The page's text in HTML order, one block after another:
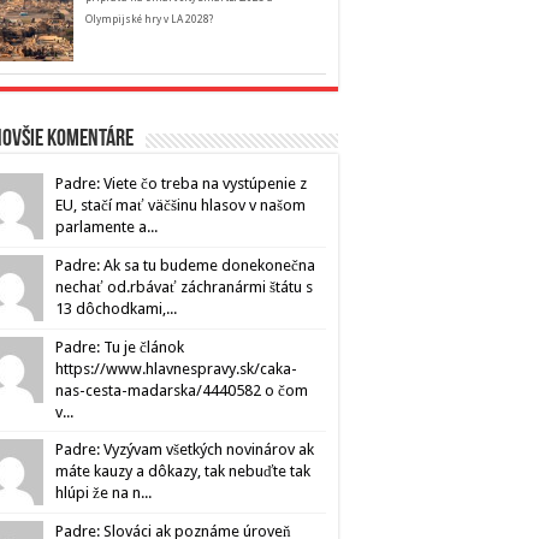
Olympijské hry v LA 2028?
komentáre
Padre: Viete čo treba na vystúpenie z
EU, stačí mať väčšinu hlasov v našom
parlamente a...
Padre: Ak sa tu budeme donekonečna
nechať od.rbávať záchranármi štátu s
13 dôchodkami,...
Padre: Tu je článok
https://www.hlavnespravy.sk/caka-
nas-cesta-madarska/4440582 o čom
v...
Padre: Vyzývam všetkých novinárov ak
máte kauzy a dôkazy, tak nebuďte tak
hlúpi že na n...
Padre: Slováci ak poznáme úroveň